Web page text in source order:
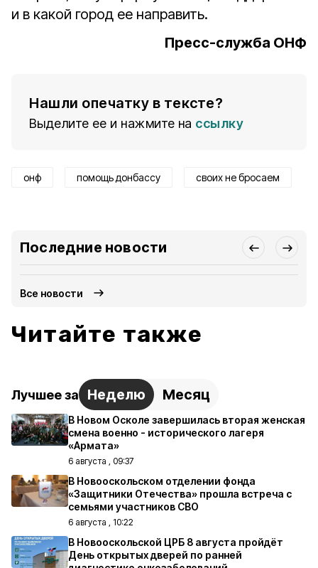
и в какой город ее направить.
Пресс-служба ОНФ
Нашли опечатку в тексте?
Выделите ее и нажмите на ссылку
онф помощь донбассу своих не бросаем
Последние новости
Все новости
Читайте также
Лучшее за Неделю Месяц
В Новом Осколе завершилась вторая женская
смена военно - исторического лагеря
«Армата»
6 августа , 09:37
В Новооскольском отделении фонда
«Защитники Отечества» прошла встреча с
семьями участников СВО
6 августа , 10:22
В Новооскольской ЦРБ 8 августа пройдёт
День открытых дверей по ранней